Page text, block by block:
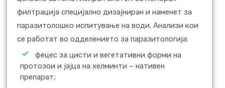
филтрација специјално дизајниран и наменет за
паразитолошко испитување на води. Анализи кои
се работат во одделението за паразитологија:
фецес за цисти и вегетативни форми на
протозои и јајца на хелминти – нативен
препарат;